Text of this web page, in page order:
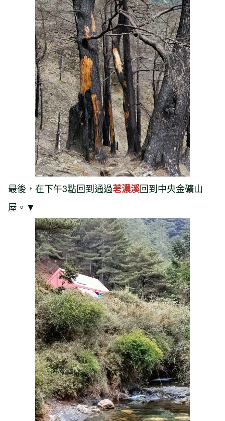
最後，在下午3點回到通過荖濃溪回到中央金礦山
屋。▼